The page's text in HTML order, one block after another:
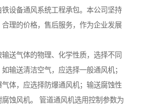
设备通风系统工程承包。本公司坚持
合理的价格，售后服务，作为企业发展
送气体的物理、化学性质，选择不同
输送清洁空气，应选择一般通风机；
体，应选择防爆通风机；输送腐蚀性
蚀风机。 管道通风机选用控制参数为